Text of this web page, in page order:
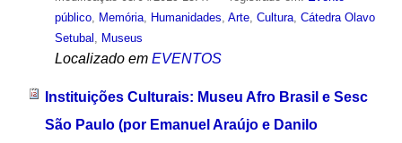
público, Memória, Humanidades, Arte, Cultura, Cátedra Olavo
Setubal , Museus
Localizado em EVENTOS
Instituições Culturais: Museu Afro Brasil e Sesc
São Paulo (por Emanuel Araújo e Danilo